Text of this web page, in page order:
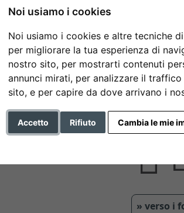
Noi usiamo i cookies
Noi usiamo i cookies e altre tecniche
per migliorare la tua esperienza di
nostro sito, per mostrarti contenuti
annunci mirati, per analizzare il
sito, e per capire da dove arrivano i
Accetto Rifiuto Cambia le mie
Cornice
Colore
Tipo di
» verso i